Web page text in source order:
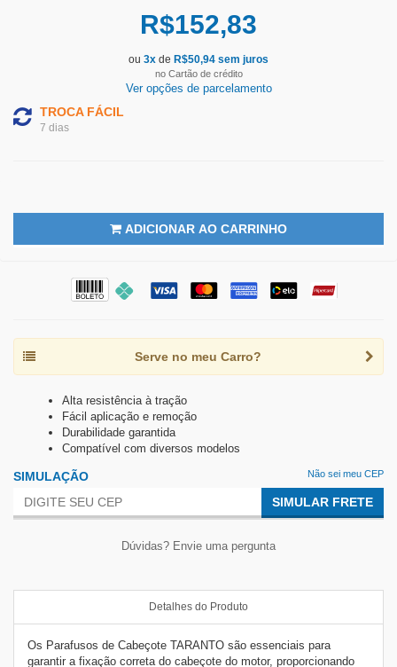
R$152,83
ou 3x de R$50,94 sem juros
no Cartão de crédito
Ver opções de parcelamento
TROCA FÁCIL
7 dias
ADICIONAR AO CARRINHO
Serve no meu Carro?
Alta resistência à tração
Fácil aplicação e remoção
Durabilidade garantida
Compatível com diversos modelos
SIMULAÇÃO Não sei meu CEP
SIMULAR FRETE
Dúvidas? Envie uma pergunta
Detalhes do Produto
Os Parafusos de Cabeçote TARANTO são essenciais para
garantir a fixação correta do cabeçote do motor, proporcionando